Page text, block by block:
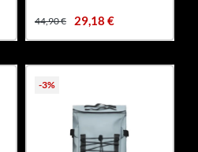
44,90 € 29,18 €
-3%